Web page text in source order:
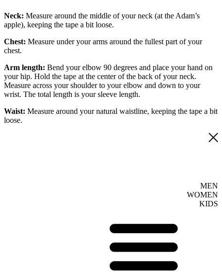
Neck: Measure around the middle of your neck (at the Adam’s
apple), keeping the tape a bit loose.
Chest: Measure under your arms around the fullest part of your
chest.
Arm length: Bend your elbow 90 degrees and place your hand on
your hip. Hold the tape at the center of the back of your neck.
Measure across your shoulder to your elbow and down to your
wrist. The total length is your sleeve length.
Waist: Measure around your natural waistline, keeping the tape a bit
loose.
MEN
WOMEN
KIDS